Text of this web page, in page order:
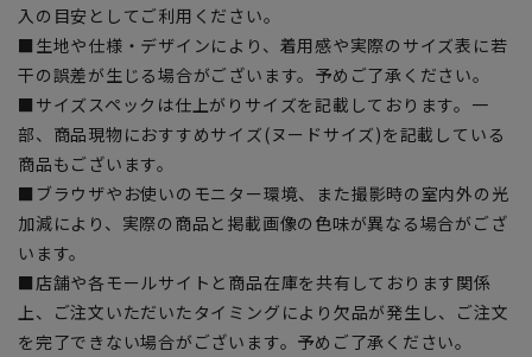
入の目安としてご利用ください。
■生地や仕様・デザインにより、着用感や実際のサイズ表に若
干の誤差が生じる場合がございます。予めご了承ください。
■サイズスペックは仕上がりサイズを記載しております。一
部、商品現物におすすめサイズ(ヌードサイズ)を記載している
商品もございます。
■ブラウザやお使いのモニター環境、また撮影時の室内外の光
加減により、実際の商品と掲載画像の色味が異なる場合がござ
います。
■店舗や各モールサイトと商品在庫を共有しております関係
上、ご注文いただいたタイミングにより欠品が発生し、ご注文
を完了できない場合がございます。予めご了承ください。